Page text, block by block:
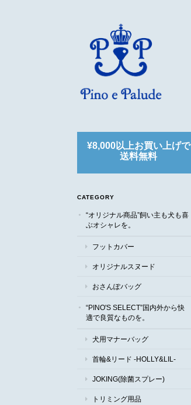
¥8,000以上お買い上げで
送料無料
CATEGORY
“オリジナル商品”飼い主も犬も喜
ぶオシャレを。
フットカバー
オリジナルスヌード
おさんぽバッグ
“PINO'S SELECT”国内外から快
適で良質なものを。
犬用マナーバッグ
首輪&リード -HOLLY&LIL-
JOKING(除菌スプレー)
トリミング用品